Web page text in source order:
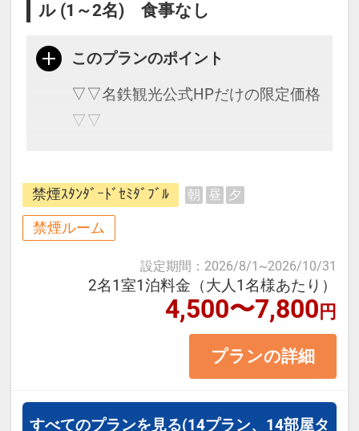
ル (1～2名) 食事なし
このプランのポイント
▽▽名鉄観光公式HPだけの限定価格
▽▽
ネスや観光の拠点として便利なホテ
ルです。
■お部屋タイプ：＜禁煙＞ セミダブ
ル 12平米 バス・トイレ付
・1ベッドです。2名様で1室をご予
約の場合、お二人でベッド1台のご
※2名様でご利用の場合、添寝のお
禁煙ｽﾀﾝﾀﾞｰﾄﾞｾﾐﾀﾞﾌﾞﾙ 朝 昼 夕
禁煙ルーム
設定期間 ： 2026/8/1 ~2026/10/31
2名1室1泊料金（大人1名様あたり）
4,500〜7,800円
プランの詳細
すべてのプランを見る(14プラン、14部屋タ